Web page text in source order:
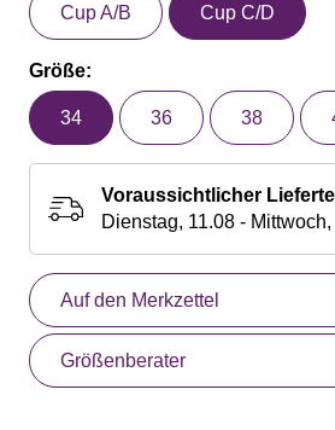
Cup A/B Cup C/D
Größe:
34 36 38
Voraussichtlicher
Dienstag, 11.08 -
Auf den Merkzettel
Größenberater